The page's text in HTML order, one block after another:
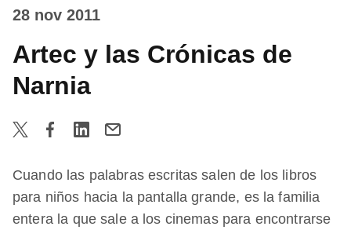
28 nov 2011
Artec y las Crónicas de
Narnia
Cuando las palabras escritas salen de los libros
para niños hacia la pantalla grande, es la familia
entera la que sale a los cinemas para encontrarse